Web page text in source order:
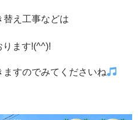
替え工事などは
ります!(^^)!
すのでみてくださいね